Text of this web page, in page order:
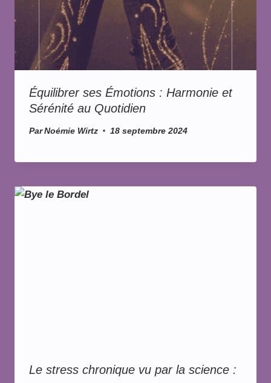
Équilibrer ses Émotions : Harmonie et
Sérénité au Quotidien
Par Noémie Wirtz 18 septembre 2024
Le stress chronique vu par la science :